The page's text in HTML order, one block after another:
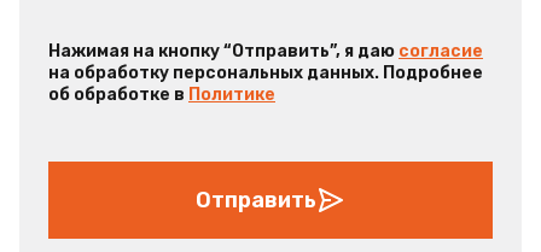
Нажимая на кнопку “Отправить”, я даю согласие
на обработку персональных данных. Подробнее
об обработке в Политике
Отправить